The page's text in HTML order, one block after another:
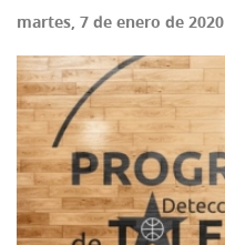
martes, 7 de enero de 2020